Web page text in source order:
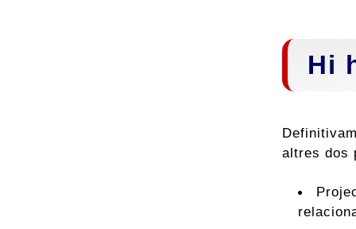
Hi
altres dos